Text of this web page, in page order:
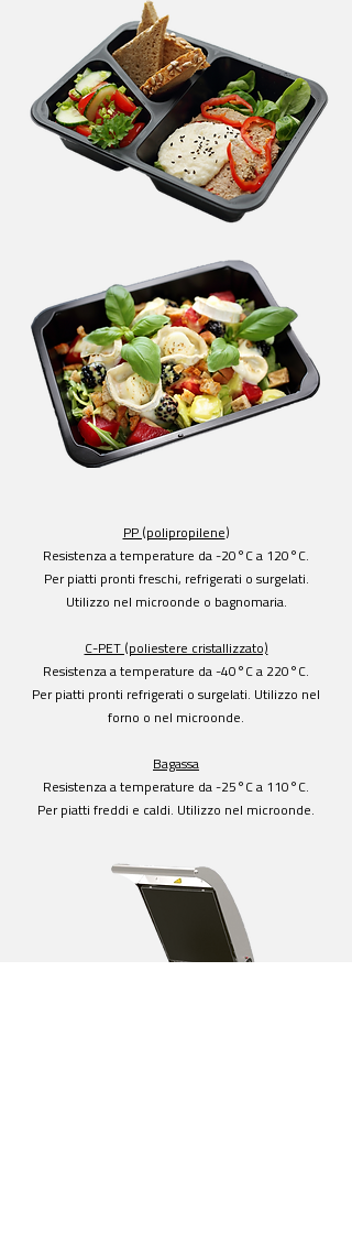
PP (polipropilene)​
Resistenza a temperature da -20°C a 120°C.
Per piatti pronti freschi, refrigerati o surgelati.
Utilizzo nel microonde o bagnomaria.
C-PET (poliestere cristallizzato)
Resistenza a temperature da -40°C a 220°C.
Per piatti pronti refrigerati o surgelati. Utilizzo nel
forno o nel microonde.
Bagassa
Resistenza a temperature da -25°C a 110°C.
Per piatti freddi e caldi. Utilizzo nel microonde.